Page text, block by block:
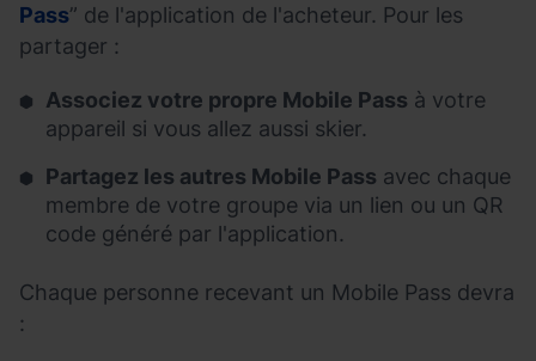
Pass” de l'application de l'acheteur. Pour les
partager :
Associez votre propre Mobile Pass à votre
appareil si vous allez aussi skier.
Partagez les autres Mobile Pass avec chaque
membre de votre groupe via un lien ou un QR
code généré par l'application.
Chaque personne recevant un Mobile Pass devra
: